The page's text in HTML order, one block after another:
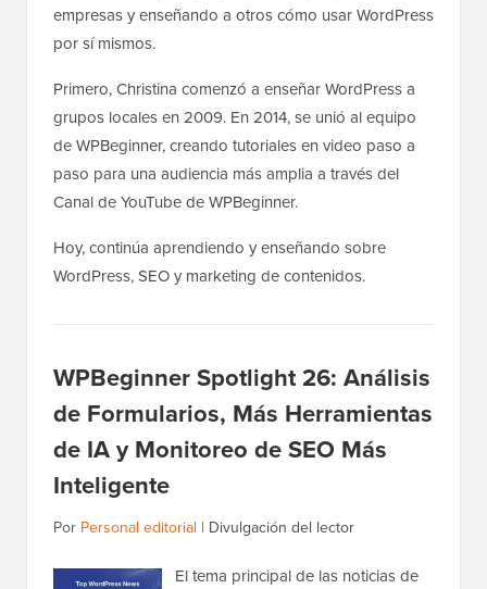
empresas y enseñando a otros cómo usar WordPress
por sí mismos.
Primero, Christina comenzó a enseñar WordPress a
grupos locales en 2009. En 2014, se unió al equipo
de WPBeginner, creando tutoriales en video paso a
paso para una audiencia más amplia a través del
Canal de YouTube de WPBeginner.
Hoy, continúa aprendiendo y enseñando sobre
WordPress, SEO y marketing de contenidos.
WPBeginner Spotlight 26: Análisis
de Formularios, Más Herramientas
de IA y Monitoreo de SEO Más
Inteligente
Por Personal editorial | Divulgación del lector
El tema principal de las noticias de